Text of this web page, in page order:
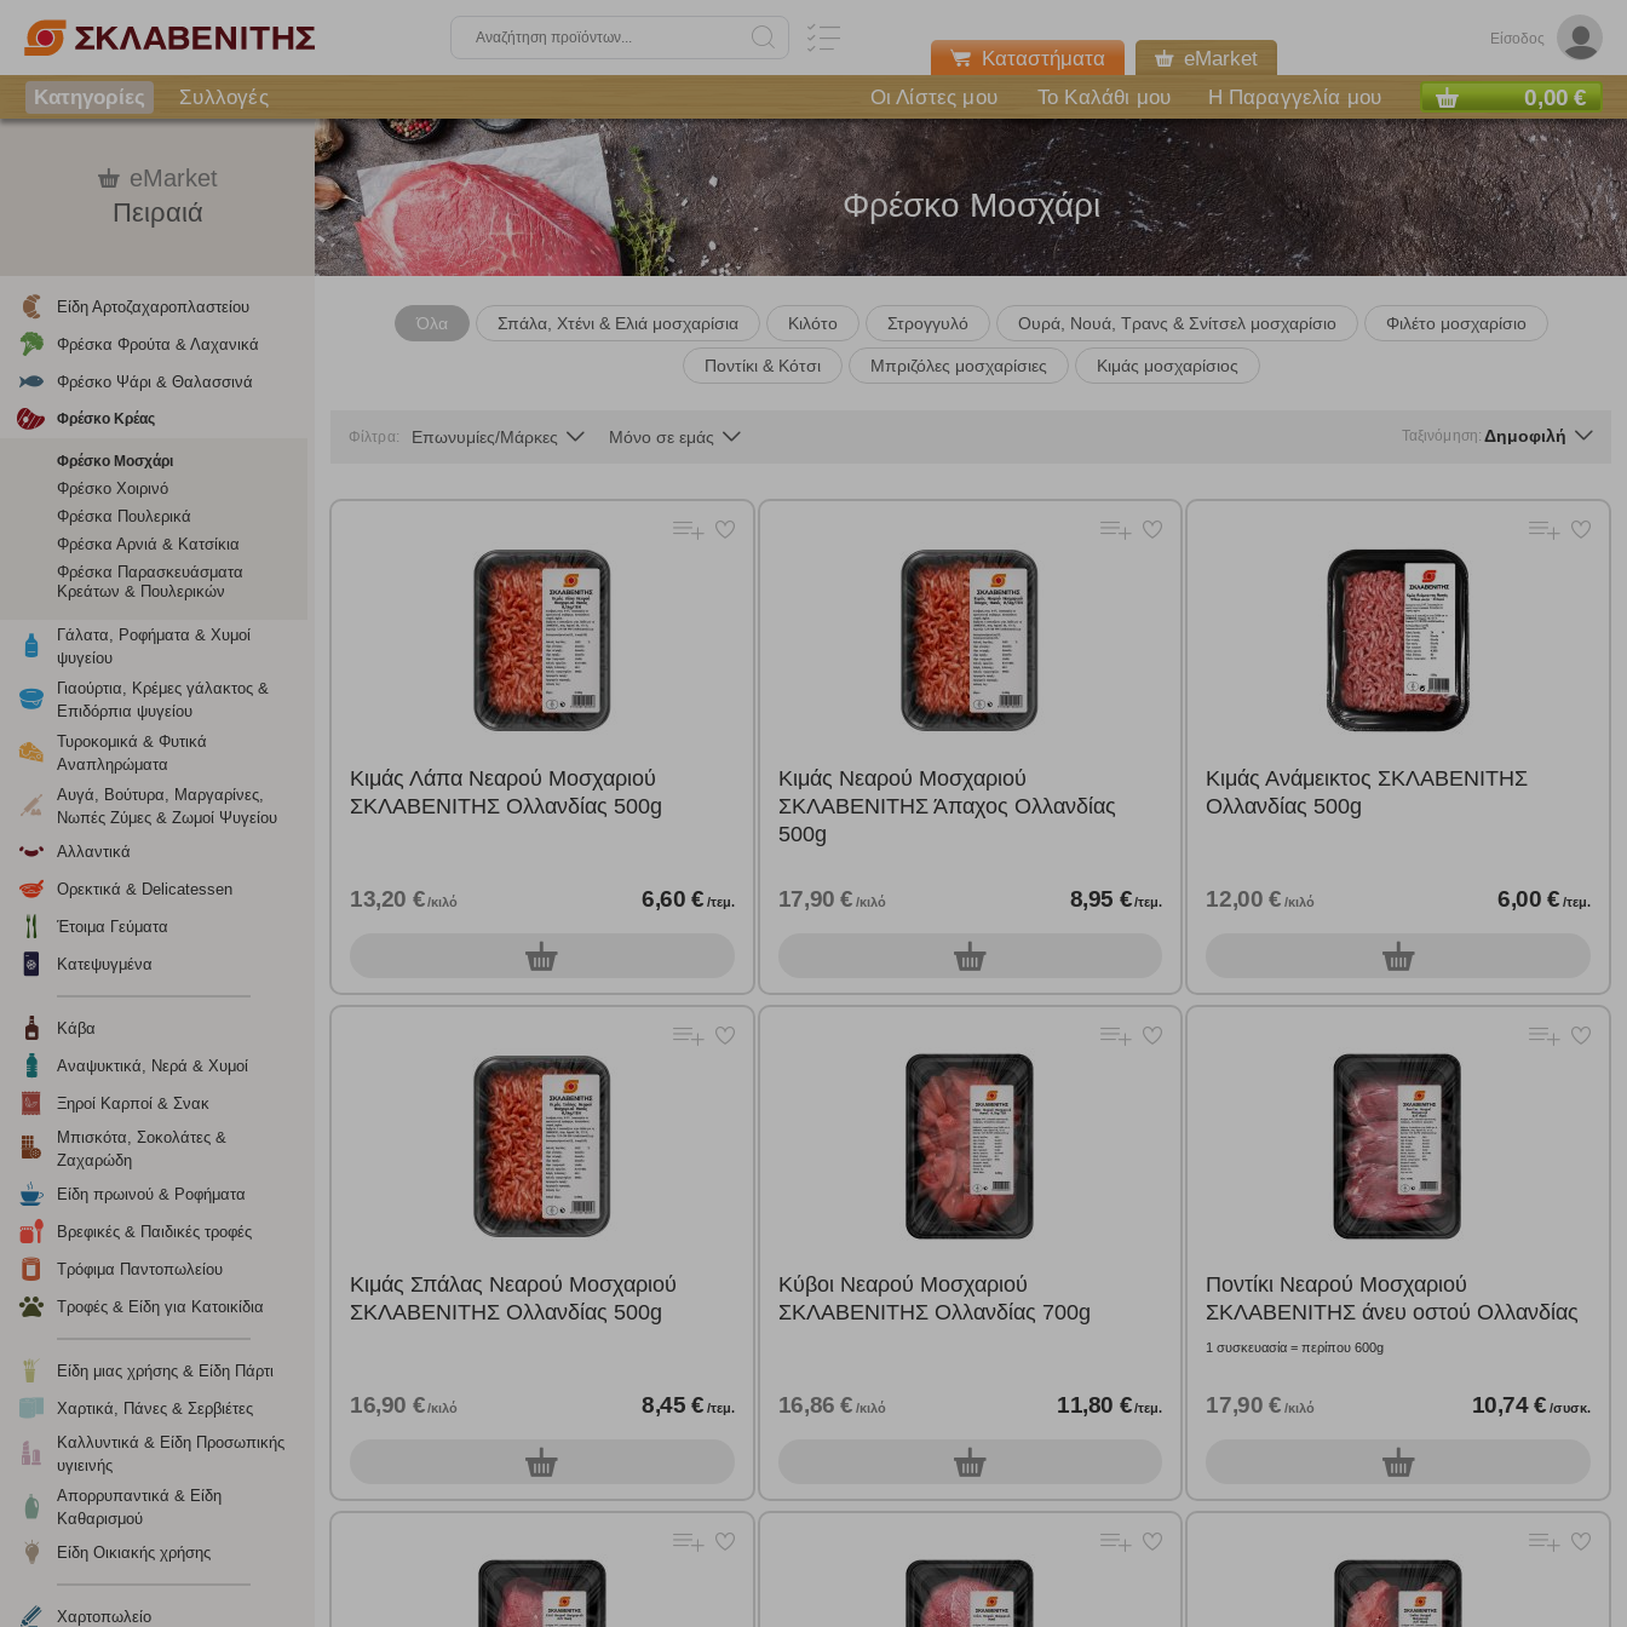
Είσοδος
Καταστήματα
eMarket
Κατηγορίες
Συλλογές Οι Λίστες μου Το Καλάθι μου Η Παραγγελία μου 0,00 €
eMarket
Πειραιά
Είδη Αρτοζαχαροπλαστείου
Φρέσκα Φρούτα & Λαχανικά
Φρέσκο Ψάρι & Θαλασσινά
Φρέσκο Κρέας
Φρέσκο Μοσχάρι
Φρέσκο Χοιρινό
Φρέσκα Πουλερικά
Φρέσκα Αρνιά & Κατσίκια
Φρέσκα Παρασκευάσματα
Κρεάτων & Πουλερικών
Γάλατα, Ροφήματα & Χυμοί
ψυγείου
Γιαούρτια, Κρέμες γάλακτος &
Επιδόρπια ψυγείου
Τυροκομικά & Φυτικά
Αναπληρώματα
Αυγά, Βούτυρα, Μαργαρίνες,
Νωπές Ζύμες & Ζωμοί Ψυγείου
Αλλαντικά
Ορεκτικά & Delicatessen
Έτοιμα Γεύματα
Κατεψυγμένα
Κάβα
Αναψυκτικά, Νερά & Χυμοί
Ξηροί Καρποί & Σνακ
Μπισκότα, Σοκολάτες &
Ζαχαρώδη
Είδη πρωινού & Ροφήματα
Βρεφικές & Παιδικές τροφές
Τρόφιμα Παντοπωλείου
Τροφές & Είδη για Κατοικίδια
Είδη μιας χρήσης & Είδη Πάρτι
Χαρτικά, Πάνες & Σερβιέτες
Καλλυντικά & Είδη Προσωπικής
υγιεινής
Απορρυπαντικά & Είδη
Καθαρισμού
Είδη Οικιακής χρήσης
Χαρτοπωλείο
Φρέσκο Μοσχάρι
Όλα Σπάλα, Χτένι & Ελιά μοσχαρίσια Κιλότο Στρογγυλό Ουρά, Νουά, Τρανς & Σνίτσελ μοσχαρίσιο Φιλέτο μοσχαρίσιο
Ποντίκι & Κότσι Μπριζόλες μοσχαρίσιες Κιμάς μοσχαρίσιος
Φίλτρα: Επωνυμίες/Μάρκες Μόνο σε εμάς Ταξινόμηση: Δημοφιλή
Κιμάς Λάπα Νεαρού Μοσχαριού
ΣΚΛΑΒΕΝΙΤΗΣ Ολλανδίας 500g
13,20 €/κιλό 6,60 € /τεμ.
0τεμ.
Κιμάς Νεαρού Μοσχαριού
ΣΚΛΑΒΕΝΙΤΗΣ Άπαχος Ολλανδίας
500g
17,90 € /κιλό 8,95 €/τεμ.
0τεμ.
Κιμάς Ανάμεικτος ΣΚΛΑΒΕΝΙΤΗΣ
Ολλανδίας 500g
12,00 € /κιλό 6,00 € /τεμ.
0τεμ.
Κιμάς Σπάλας Νεαρού Μοσχαριού
ΣΚΛΑΒΕΝΙΤΗΣ Ολλανδίας 500g
16,90 €/κιλό 8,45 € /τεμ.
0τεμ.
Κύβοι Νεαρού Μοσχαριού
ΣΚΛΑΒΕΝΙΤΗΣ Ολλανδίας 700g
16,86 € /κιλό 11,80 €/τεμ.
0τεμ.
Ποντίκι Νεαρού Μοσχαριού
ΣΚΛΑΒΕΝΙΤΗΣ άνευ οστού Ολλανδίας
1 συσκευασία = περίπου 600g
17,90 € /κιλό 10,74 € /συσκ.
0συσκ.
Χρησιμοποιήστε τη για πιο γρήγορη αναζήτηση προϊόντων.
Γράψτε τα προϊόντα που επιθυμείτε, με κόμμα ανάμεσά τους, και κάντε
κλικ στο κουμπί "Αναζήτηση". Θα εμφανιστούν αποτελέσματα από
όλες τις Κατηγορίες και για κάθε προϊόν.
Ρυθμίσεις Cookies